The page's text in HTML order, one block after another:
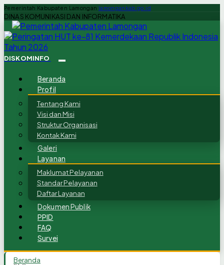
Pemerintah Kabupaten Lamongan lamongankab.go.id
DINAS KOMUNIKASI DAN INFORMATIKA
DISKOMINFO
Beranda
Profil
Tentang Kami
Visi dan Misi
Struktur Organisasi
Kontak Kami
Galeri
Layanan
Maklumat Pelayanan
Standar Pelayanan
Daftar Layanan
Dokumen Publik
PPID
FAQ
Survei
Beranda